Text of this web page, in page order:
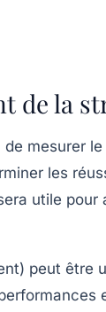
de la
mesurer
les
utile pour
peut être